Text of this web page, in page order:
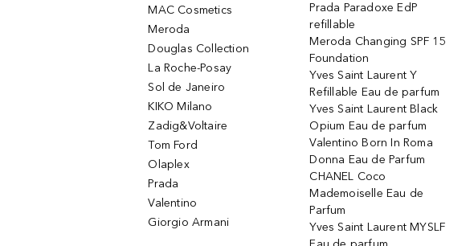
MAC Cosmetics
Meroda
Douglas Collection
La Roche-Posay
Sol de Janeiro
KIKO Milano
Zadig&Voltaire
Tom Ford
Olaplex
Prada
Valentino
Giorgio Armani
Prada Paradoxe EdP
refillable
Meroda Changing SPF 15
Foundation
Yves Saint Laurent Y
Refillable Eau de parfum
Yves Saint Laurent Black
Opium Eau de parfum
Valentino Born In Roma
Donna Eau de Parfum
CHANEL Coco
Mademoiselle Eau de
Parfum
Yves Saint Laurent MYSLF